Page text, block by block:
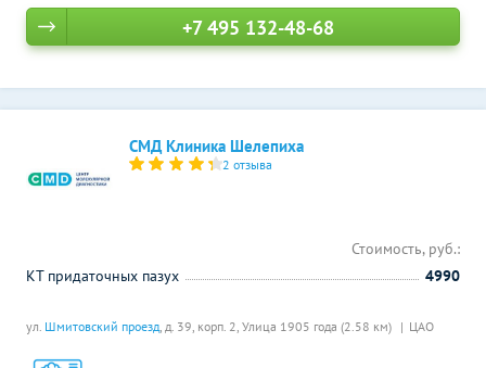
+7 495 132-48-68
СМД Клиника Шелепиха
2 отзыва
ул. Шмитовский проезд, д. 39, корп. 2, Улица 1905 года (2.58 км) ЦАО
Стоимость, руб.:
КТ придаточных пазух
4990